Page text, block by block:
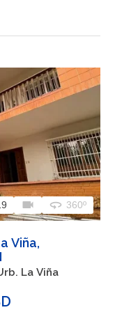
videocam 360 360º
Viña,
La Viña